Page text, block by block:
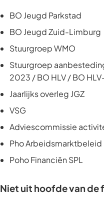
BO Jeugd Parkstad
BO Jeugd Zuid-Limburg
Stuurgroep WMO
Stuurgroep
2023 / BO HLV / BO
Jaarlijks overleg JGZ
VSG
Adviescommissie
Pho
Poho Financiën SPL
Niet uit hoofde van de